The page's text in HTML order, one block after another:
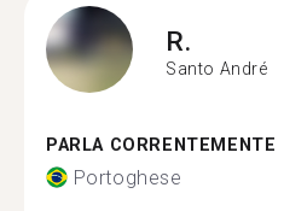
R.
Santo André
PARLA CORRENTEMENTE
Portoghese